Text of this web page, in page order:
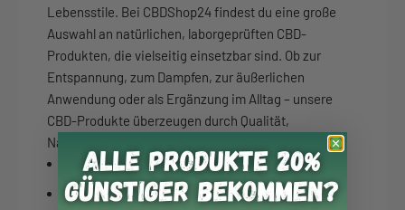
Lebensstile. Bei CBDShop24 findest du eine große
Auswahl an natürlichen, laborgeprüften CBD-
Produkten, die vielseitig einsetzbar sind. Ob zur
Entspannung, zum Dampfen, zur äußerlichen
Anwendung oder als Ergänzung im Alltag – unsere
CBD-Produkte überzeugen durch Qualität,
Natürlichkeit und Vielfalt.
CBD Blüten
CBD Hasch